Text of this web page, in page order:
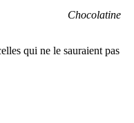
Chocolatine
qui ne le sauraient pas